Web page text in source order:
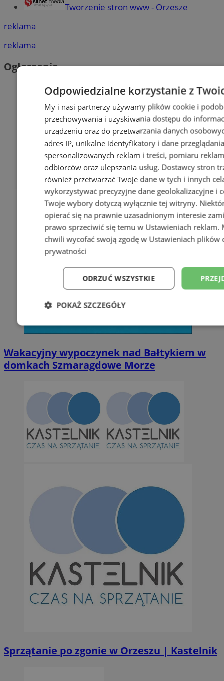
Tworzenie stron www - Orzesze
reklama
reklama
Ogłoszenia
Wakacyjny wypoczynek nad Bałtykiem w
domkach Szmaragdowe Morze
Sprzątanie po zgonie w Orzeszu | Kastelnik
Odpowiedzialne korzystanie z
My i nasi partnerzy używamy plików cookie i
przechowywania i uzyskiwania dostępu do
urządzeniu oraz do przetwarzania danych
adres IP, unikalne identyfikatory i dane
spersonalizowanych reklam i treści, pomiaru
odbiorców oraz ulepszania usług. Dostawcy stron
również przetwarzać Twoje dane w tych i innych
wykorzystywać precyzyjne dane geolokalizacyjne i
Twoje wybory dotyczą wyłącznie tej witryny.
opierać się na prawnie uzasadnionym interesie
prawo sprzeciwić się temu w Ustawieniach reklam.
chwili wycofać swoją zgodę w Ustawieniach plików
prywatności
ODRZUĆ WSZYSTKIE
POKAŻ SZCZEGÓŁY
Niezbędne Wydajność
Niesklasyfikowane
Niezbędne Wydajność Targetowanie
Provider/
QeSessID
MvSessID orzesze.com.pl
VISITOR_PRIVACY_METADATA
YouTube
.youtube.com